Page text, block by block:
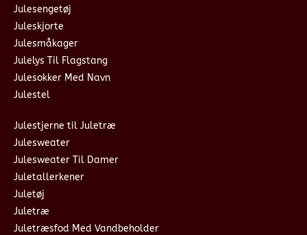
Julesengetøj
Juleskjorte
Julesmåkager
Julelys Til Flagstang
Julesokker Med Navn
Julestel
Julestjerne til Juletræ
Julesweater
Julesweater Til Damer
Juletallerkener
Juletøj
Juletræ
Juletræsfod Med Vandbeholder